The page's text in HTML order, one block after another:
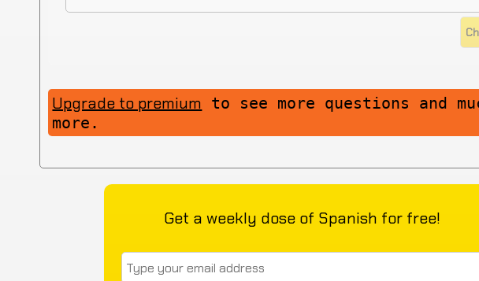
Upgrade to premium to see more questions and
more.
Get a weekly dose of Spanish for free!